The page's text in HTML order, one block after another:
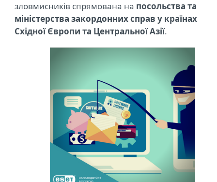
зловмисників спрямована на посольства та
міністерства закордонних справ у країнах
Східної Європи та Центральної Азії.